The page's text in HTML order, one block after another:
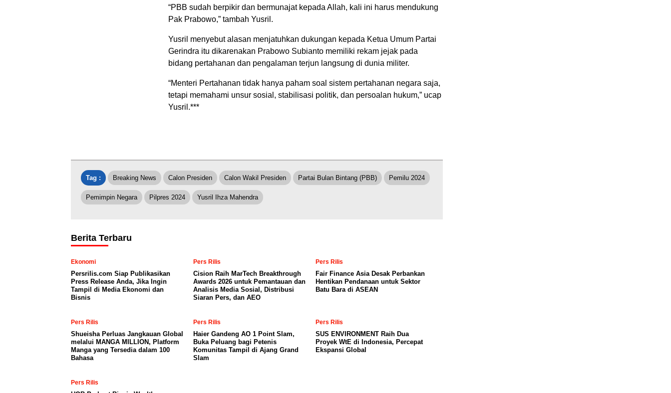
“PBB sudah berpikir dan bermunajat kepada Allah, kali ini harus mendukung
Pak Prabowo,” tambah Yusril.
Yusril menyebut alasan menjatuhkan dukungan kepada Ketua Umum Partai
Gerindra itu dikarenakan Prabowo Subianto memiliki rekam jejak pada
bidang pertahanan dan pengalaman terjun langsung di dunia militer.
“Menteri Pertahanan tidak hanya paham soal sistem pertahanan negara saja,
tetapi memahami unsur sosial, stabilisasi politik, dan persoalan hukum,” ucap
Yusril.***
Tag : Breaking News Calon Presiden Calon Wakil Presiden Partai Bulan Bintang (PBB) Pemilu 2024
Pemimpin Negara Pilpres 2024 Yusril Ihza Mahendra
Berita Terbaru
Ekonomi
Persrilis.com Siap Publikasikan
Press Release Anda, Jika Ingin
Tampil di Media Ekonomi dan
Bisnis
Pers Rilis
Cision Raih MarTech Breakthrough
Awards 2026 untuk Pemantauan dan
Analisis Media Sosial, Distribusi
Siaran Pers, dan AEO
Pers Rilis
Fair Finance Asia Desak Perbankan
Hentikan Pendanaan untuk Sektor
Batu Bara di ASEAN
Pers Rilis
Shueisha Perluas Jangkauan Global
melalui MANGA MILLION, Platform
Manga yang Tersedia dalam 100
Bahasa
Pers Rilis
Haier Gandeng AO 1 Point Slam,
Buka Peluang bagi Petenis
Komunitas Tampil di Ajang Grand
Slam
Pers Rilis
SUS ENVIRONMENT Raih Dua
Proyek WtE di Indonesia, Percepat
Ekspansi Global
Pers Rilis